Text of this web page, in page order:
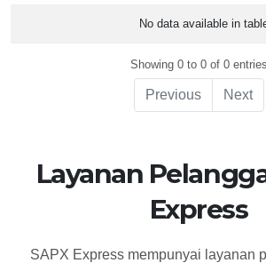
Alamat
Jam
No data available in
Showing 0 to 0 of 0 entries
Previous Next
Layanan
Express
SAPX Express mempunyai layanan